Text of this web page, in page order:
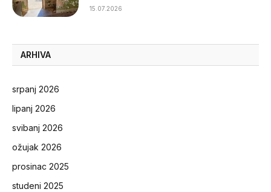
15.07.2026
ARHIVA
srpanj 2026
lipanj 2026
svibanj 2026
ožujak 2026
prosinac 2025
studeni 2025